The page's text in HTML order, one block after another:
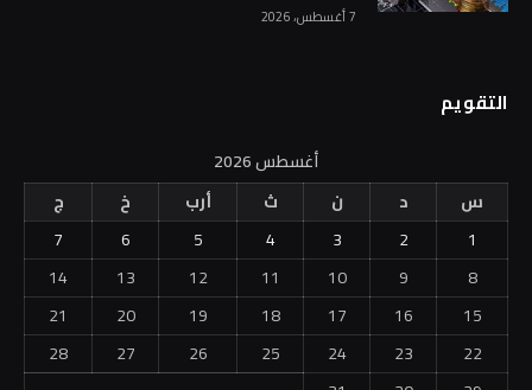
7 أغسطس، 2026
التقويم
أغسطس 2026
س
د ن ث أرب خ
ج
1
2
3
4
5
6
7
8
9
10
11
12
13
14
15
16
17
18
19
20
21
22
23
24
25
26
27
28